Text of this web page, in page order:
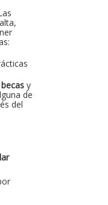
y
de
del